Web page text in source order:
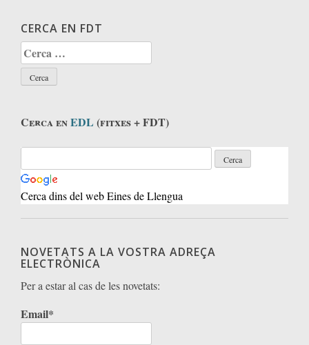
CERCA EN FDT
Cerca:
Cerca enEDL (fitxes + FDT)
Cerca dins del web Eines de Llengua
NOVETATS A LA VOSTRA ADREÇA
ELECTRÒNICA
Per a estar al cas de les novetats:
Email*